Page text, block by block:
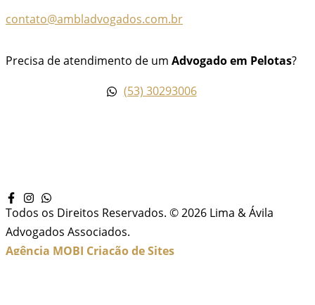
contato@ambladvogados.com.br
Precisa de atendimento de um Advogado em Pelotas?
(53) 30293006
Todos os Direitos Reservados. © 2026 Lima & Ávila
Advogados Associados.
Agência MOBI Criação de Sites